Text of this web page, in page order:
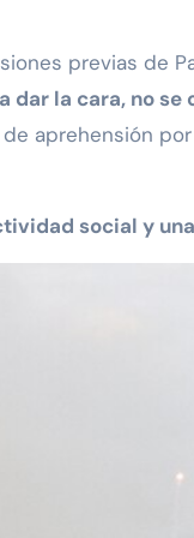
previas de
dar la cara, no
aprehensión
social y